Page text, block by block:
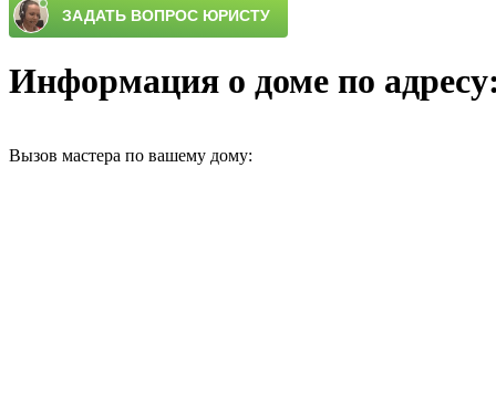
Информация о доме по
Вызов мастера по вашему дому: